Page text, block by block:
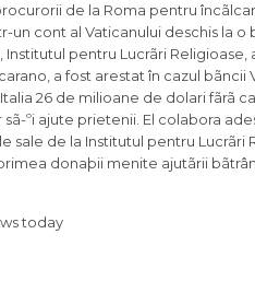
de la Roma pentru
un cont al Vaticanului deschis la o
Institutul pentru Lucrãri
a fost arestat în cazul
26 de milioane de dolari fãrã
ºi ajute prietenii. El colabora
sale de la Institutul pentru
donaþii menite ajutãrii
today